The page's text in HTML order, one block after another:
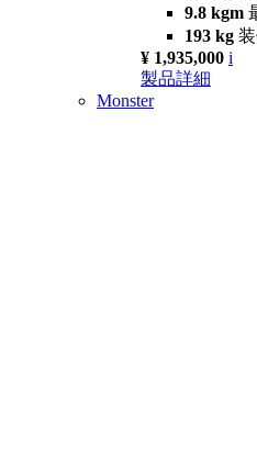
9.8 kgm
193 kg
¥ 1,935,000 i
製品詳細
Monster